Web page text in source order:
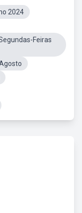
2024
Feiras